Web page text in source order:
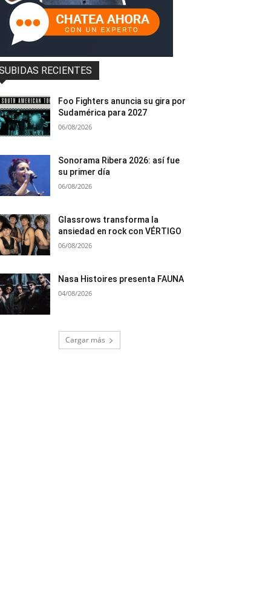
RECIENTES
Foo Fighters anuncia su gira por
Sudamérica para 2027
06/08/2026
Sonorama Ribera 2026: así fue
su primer día
06/08/2026
Glassrows transforma la
ansiedad en rock con VÉRTIGO
06/08/2026
Nasa Histoires presenta FAUNA
04/08/2026
Cargar más